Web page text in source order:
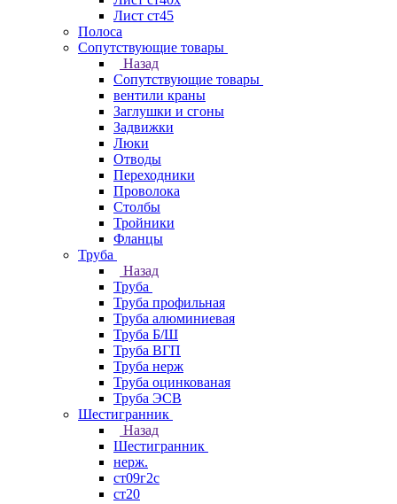
Лист ст45
Полоса
Сопутствующие товары
Назад
Сопутствующие товары
вентили краны
Заглушки и сгоны
Задвижки
Люки
Отводы
Переходники
Проволока
Столбы
Тройники
Фланцы
Труба
Назад
Труба
Труба профильная
Труба алюминиевая
Труба Б/Ш
Труба ВГП
Труба нерж
Труба оцинкованая
Труба ЭСВ
Шестигранник
Назад
Шестигранник
нерж.
ст09г2с
ст20